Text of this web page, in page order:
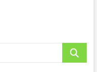
Search